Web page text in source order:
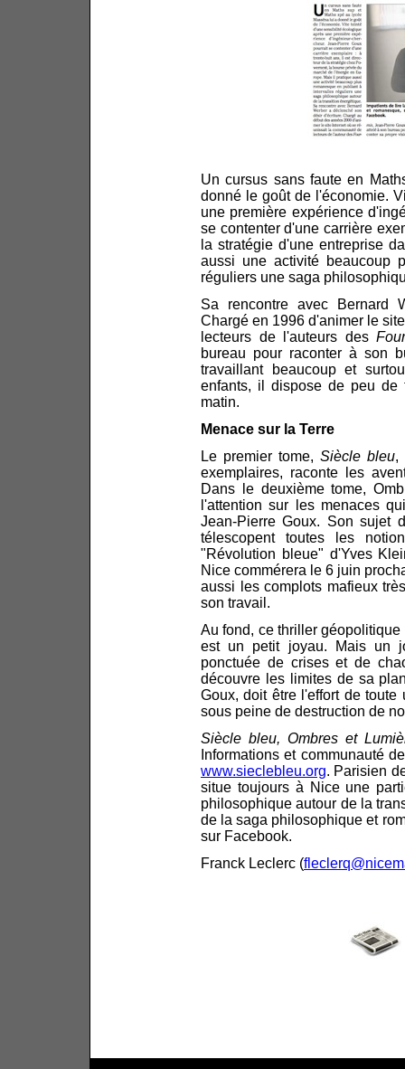
Un cursus sans faute en
donné le goût de l'économie.
une première expérience
se contenter d'une carrière
la stratégie d'une entreprise
aussi une activité beaucoup
réguliers une saga
Sa rencontre avec Bernard
Chargé en 1996 d'animer le
lecteurs de l'auteurs des
bureau pour raconter à son
travaillant beaucoup et
enfants, il dispose de peu de
matin.
Menace sur la Terre
Le premier tome, Siècle bleu,
exemplaires, raconte les
Dans le deuxième tome,
l'attention sur les menaces
Jean-Pierre Goux. Son sujet
télescopent toutes les
"Révolution bleue" d'Yves
Nice commérera le 6 juin
aussi les complots mafieux
son travail.
Au fond, ce thriller
est un petit joyau. Mais un
ponctuée de crises et de
découvre les limites de sa
Goux, doit être l'effort de
sous peine de destruction de
Siècle bleu, Ombres et
Informations et communauté
www.sieclebleu.org. Parisien
situe toujours à Nice une
philosophique autour de la
de la saga philosophique et
sur Facebook.
Franck Leclerc (